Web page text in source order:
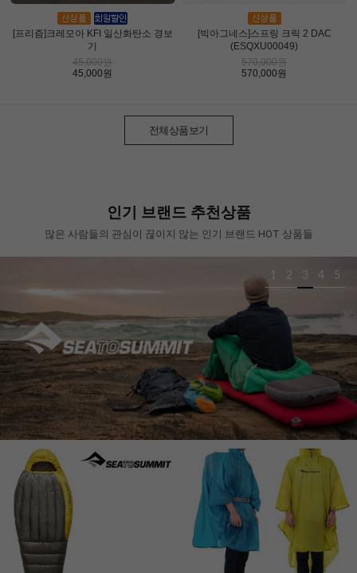
[프리즘]크레모아 KFI 일산화탄소 경보
기
45,000원
45,000원
[빅아그네스]스프링 크릭 2 DAC
(ESQXU00049)
570,000원
570,000원
전체상품보기
인기 브랜드 추천상품
많은 사람들의 관심이 끊이지 않는 인기 브랜드 HOT 상품들
1 2 3 4 5